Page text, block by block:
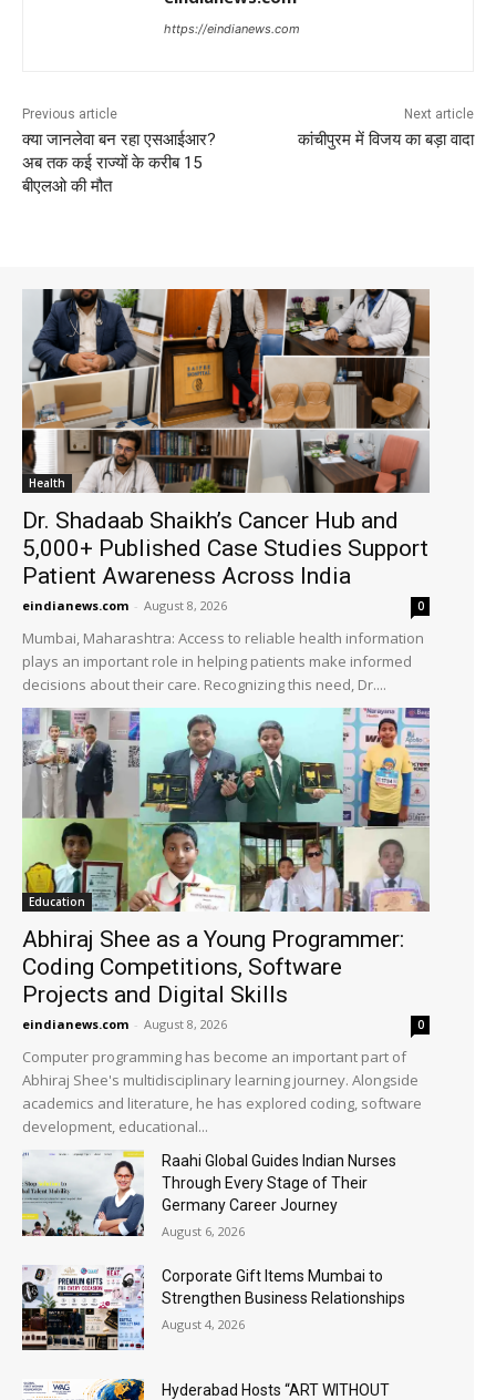
https://eindianews.com
Previous article
क्या जानलेवा बन रहा एसआईआर?
अब तक कई राज्यों के करीब 15
बीएलओ की मौत
Next article
कांचीपुरम में विजय का बड़ा वादा
Health
Dr. Shadaab Shaikh’s Cancer Hub and
5,000+ Published Case Studies Support
Patient Awareness Across India
eindianews.com - August 8, 2026 0
Mumbai, Maharashtra: Access to reliable health information
plays an important role in helping patients make informed
decisions about their care. Recognizing this need, Dr....
Education
Abhiraj Shee as a Young Programmer:
Coding Competitions, Software
Projects and Digital Skills
eindianews.com - August 8, 2026 0
Computer programming has become an important part of
Abhiraj Shee's multidisciplinary learning journey. Alongside
academics and literature, he has explored coding, software
development, educational...
Raahi Global Guides Indian Nurses
Through Every Stage of Their
Germany Career Journey
August 6, 2026
Corporate Gift Items Mumbai to
Strengthen Business Relationships
August 4, 2026
Hyderabad Hosts “ART WITHOUT